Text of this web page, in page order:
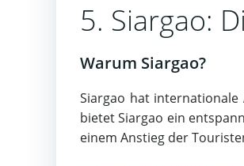
5. Siargao:
Warum Siargao?
Siargao hat internationale
bietet Siargao ein
einem Anstieg der